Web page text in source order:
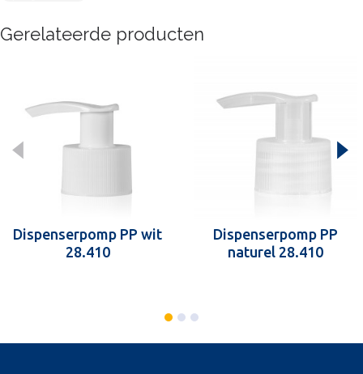
Gerelateerde producten
Dispenserpomp PP wit
28.410
Dispenserpomp PP
naturel 28.410